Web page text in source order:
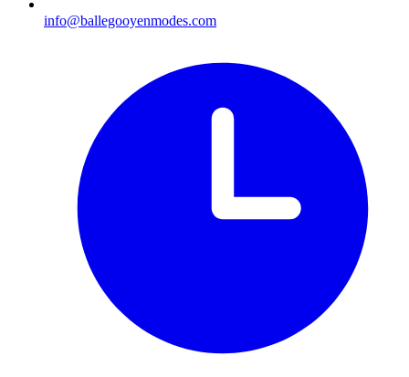
info@ballegooyenmodes.com